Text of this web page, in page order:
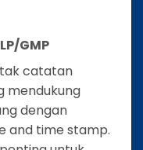
GMP
catatan
mendukung
dengan
and time stamp.